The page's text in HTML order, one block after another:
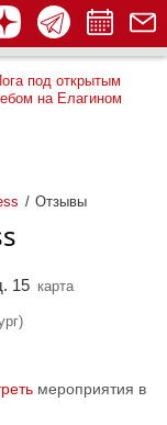
под открытым
на Елагином
Отзывы
15 карта
мероприятия в